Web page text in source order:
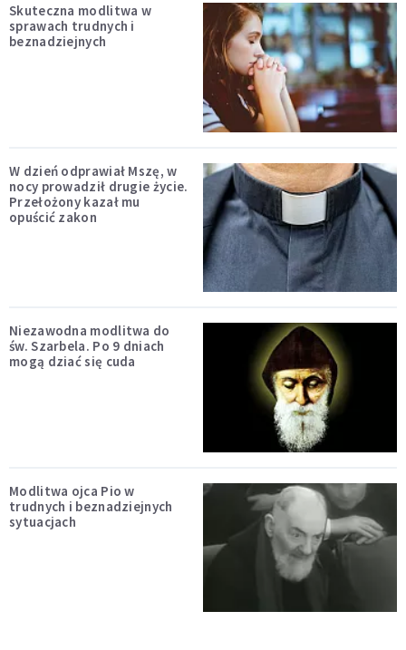
Skuteczna modlitwa w
sprawach trudnych i
beznadziejnych
W dzień odprawiał Mszę, w
nocy prowadził drugie życie.
Przełożony kazał mu
opuścić zakon
Niezawodna modlitwa do
św. Szarbela. Po 9 dniach
mogą dziać się cuda
Modlitwa ojca Pio w
trudnych i beznadziejnych
sytuacjach